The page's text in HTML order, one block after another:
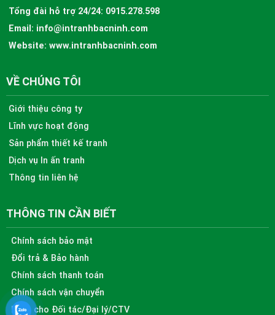
Tổng đài hỗ trợ 24/24: 0915.278.598
Email: info@intranhbacninh.com
Website: www.intranhbacninh.com
VỀ CHÚNG TÔI
Giới thiệu công ty
Lĩnh vực hoạt động
Sản phẩm thiết kế tranh
Dịch vụ In ấn tranh
Thông tin liên hệ
THÔNG TIN CẦN BIẾT
Chính sách bảo mật
Đổi trả & Bảo hành
Chính sách thanh toán
Chính sách vận chuyển
Dành cho Đối tác/Đại lý/CTV